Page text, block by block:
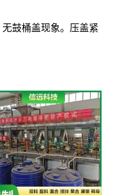
鼓桶盖现象。压盖紧